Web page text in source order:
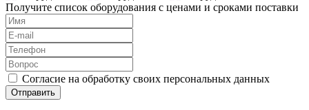
Получите список оборудования с ценами и сроками поставки
Согласие на обработку своих персональных данных
Отправить